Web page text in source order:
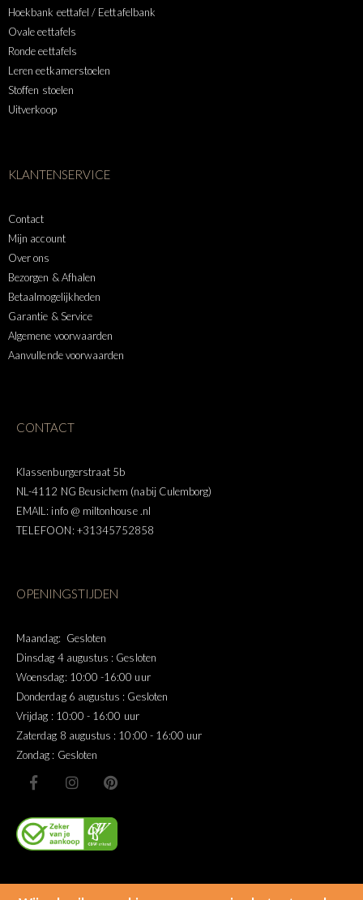
Hoekbank eettafel / Eettafelbank
Ovale eettafels
Ronde eettafels
Leren eetkamerstoelen
Stoffen stoelen
Uitverkoop
KLANTENSERVICE
Contact
Mijn account
Over ons
Bezorgen & Afhalen
Betaalmogelijkheden
Garantie & Service
Algemene voorwaarden
Aanvullende voorwaarden
CONTACT
Klassenburgerstraat 5b
NL-4112 NG Beusichem (nabij Culemborg)
EMAIL: info @ miltonhouse .nl
TELEFOON: +31345752858
OPENINGSTIJDEN
Maandag: Gesloten
Dinsdag 4 augustus : Gesloten
Woensdag: 10:00 -16:00 uur
Donderdag 6 augustus : Gesloten
Vrijdag : 10:00 - 16:00 uur
Zaterdag 8 augustus : 10:00 - 16:00 uur
Zondag : Gesloten